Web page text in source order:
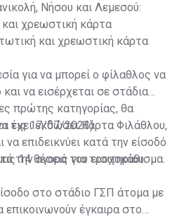
Νήσου και Λεμεσού:
χρεωστική κάρτα
και χρεωστική κάρτα
για να μπορεί ο φίλαθλος να
και να εισέρχεται σε στάδια
πρώτης κατηγορίας, θα
έχει εκδώσει Κάρτα Φιλάθλου,
επιδεικνύει κατά την είσοδό
την αγορά του εισιτηρίου.
τις 17/07/2023)
14 θέσεις για τροχοκάθισμα.
στο στάδιο ΓΣΠ άτομα με
επικοινωνούν έγκαιρα στο